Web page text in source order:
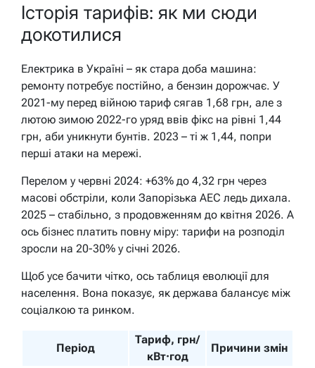
Історія тарифів: як ми сюди
докотилися
Електрика в Україні – як стара доба машина:
ремонту потребує постійно, а бензин дорожчає. У
2021-му перед війною тариф сягав 1,68 грн, але з
лютою зимою 2022-го уряд ввів фікс на рівні 1,44
грн, аби уникнути бунтів. 2023 – ті ж 1,44, попри
перші атаки на мережі.
Перелом у червні 2024: +63% до 4,32 грн через
масові обстріли, коли Запорізька АЕС ледь дихала.
2025 – стабільно, з продовженням до квітня 2026. А
ось бізнес платить повну міру: тарифи на розподіл
зросли на 20-30% у січні 2026.
Щоб усе бачити чітко, ось таблиця еволюції для
населення. Вона показує, як держава балансує між
соціалкою та ринком.
Період
Тариф, грн/
кВт·год
Причини змін